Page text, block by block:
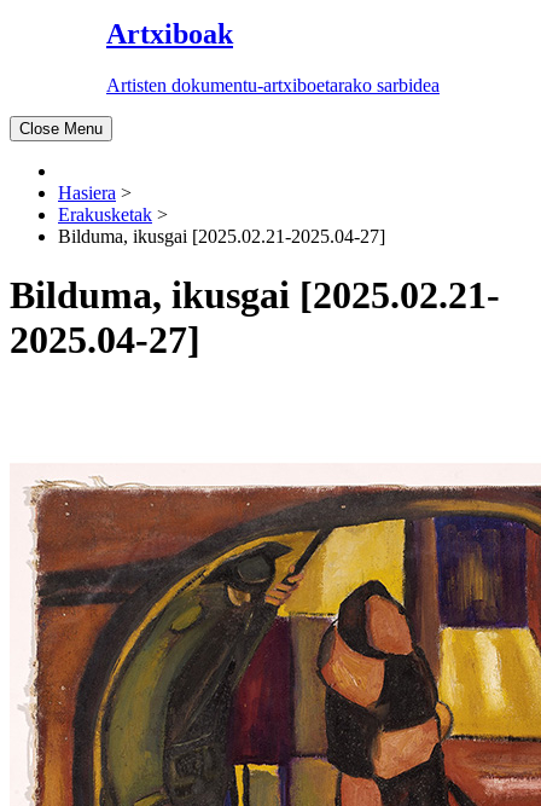
Artxiboak
Artisten dokumentu-artxiboetarako sarbidea
Close Menu
Hasiera >
Erakusketak >
Bilduma, ikusgai [2025.02.21-2025.04-27]
Bilduma, ikusgai [2025.02.21-
2025.04-27]